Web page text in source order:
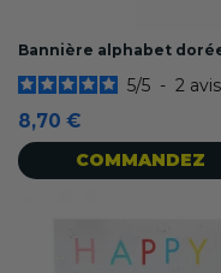
Bannière alphabet
5/5 - 2 avis
8,70 €
COMMANDEZ